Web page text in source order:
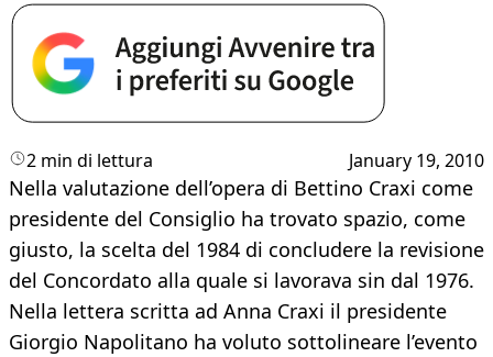
2 min di lettura January 19, 2010
Nella valutazione dell’opera di Bettino Craxi come
presidente del Consiglio ha trovato spazio, come
giusto, la scelta del 1984 di concludere la revisione
del Concordato alla quale si lavorava sin dal 1976.
Nella lettera scritta ad Anna Craxi il presidente
Giorgio Napolitano ha voluto sottolineare l’evento